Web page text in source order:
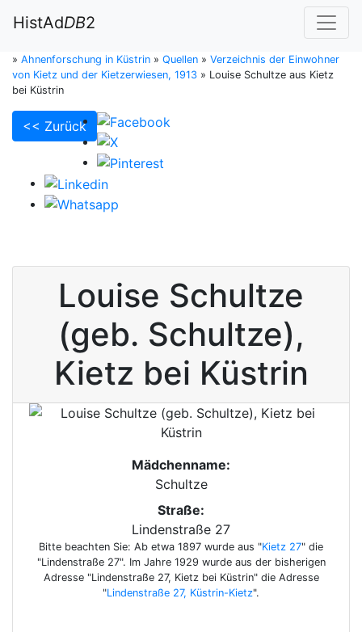
HistAdDB2
» Ahnenforschung in Küstrin » Quellen » Verzeichnis der Einwohner
von Kietz und der Kietzerwiesen, 1913 » Louise Schultze aus Kietz
bei Küstrin
<< Zurück
Louise Schultze
(geb. Schultze),
Kietz bei Küstrin
Mädchenname:
Schultze
Straße:
Lindenstraße 27
Bitte beachten Sie: Ab etwa 1897 wurde aus "Kietz 27" die
"Lindenstraße 27". Im Jahre 1929 wurde aus der bisherigen
Adresse "Lindenstraße 27, Kietz bei Küstrin" die Adresse
"Lindenstraße 27, Küstrin-Kietz".